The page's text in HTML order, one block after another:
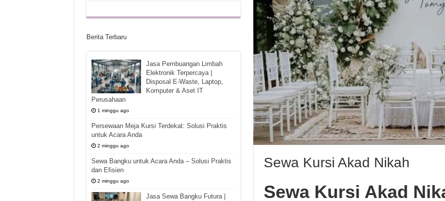
Sewa Kursi Akad Nikah
Sewa Kursi Akad
Berita Terbaru
Jasa Pembuangan Limbah
Elektronik Terpercaya |
Disposal E-Waste, Laptop,
Komputer & Aset IT
Perusahaan
1 minggu ago
Persewaan Meja Kursi Terdekat: Solusi Praktis
untuk Acara Anda
2 minggu ago
Sewa Bangku untuk Acara Anda – Solusi Praktis
dan Efisien
2 minggu ago
Jasa Sewa Bangku Futura |